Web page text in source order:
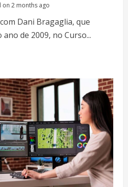
on 2 months ago
Dani Bragaglia, que
de 2009, no Curso...